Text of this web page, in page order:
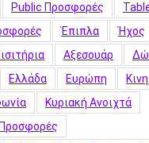
Public Προσφορές
Έπιπλα
Ήχος
Αξεσουάρ
Ελλάδα Ευρώπη
Κυριακή Ανοιχτά